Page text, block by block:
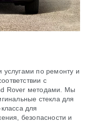
услугами по ремонту и
с
Rover методами. Мы
стекла для
для
безопасности и